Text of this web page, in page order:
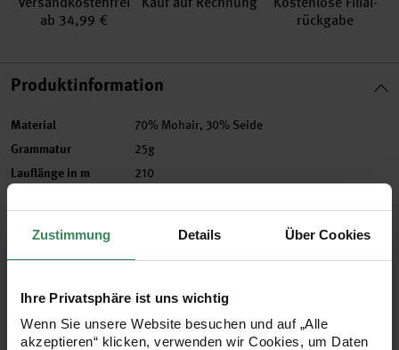
Zustimmung Details Über Cookies
Ihre Privatsphäre ist uns wichtig
Wenn Sie unsere Website besuchen und auf „Alle
akzeptieren“ klicken, verwenden wir Cookies, um Daten
ab 34,99 €
rückgabe
Produktinformation
Material 70% Mohair, 30% Seide
Grammatur 25g
Lauflänge in m 210
Verbrauch Gr. 38/40 = ca. 175g
Mehr Informationen zu Pflegehinweisen
Artikel-Nr.3054296